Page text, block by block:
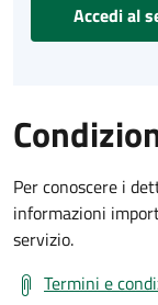
Accedi al
Per conoscere i
informazioni
servizio.
Termini e